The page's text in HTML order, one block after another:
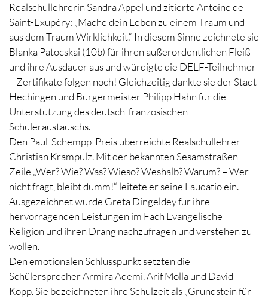
Realschullehrerin Sandra Appel und zitierte Antoine de
Saint-Exupéry: „Mache dein Leben zu einem Traum und
aus dem Traum Wirklichkeit.“ In diesem Sinne zeichnete sie
Blanka Patocskai (10b) für ihren außerordentlichen Fleiß
und ihre Ausdauer aus und würdigte die DELF-Teilnehmer
– Zertifikate folgen noch! Gleichzeitig dankte sie der Stadt
Hechingen und Bürgermeister Philipp Hahn für die
Unterstützung des deutsch-französischen
Schüleraustauschs.
Den Paul-Schempp-Preis überreichte Realschullehrer
Christian Krampulz. Mit der bekannten Sesamstraßen-
Zeile „Wer? Wie? Was? Wieso? Weshalb? Warum? – Wer
nicht fragt, bleibt dumm!“ leitete er seine Laudatio ein.
Ausgezeichnet wurde Greta Dingeldey für ihre
hervorragenden Leistungen im Fach Evangelische
Religion und ihren Drang nachzufragen und verstehen zu
wollen.
Den emotionalen Schlusspunkt setzten die
Schülersprecher Armira Ademi, Arif Molla und David
Kopp. Sie bezeichneten ihre Schulzeit als „Grundstein für